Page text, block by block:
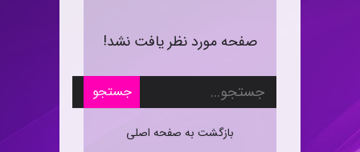
صفحه مورد نظر یافت نشد‍!
جستجو
بازگشت به صفحه اصلی